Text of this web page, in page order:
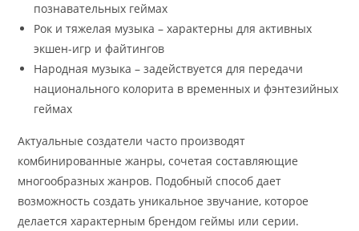
познавательных геймах
Рок и тяжелая музыка – характерны для активных
экшен-игр и файтингов
Народная музыка – задействуется для передачи
национального колорита в временных и фэнтезийных
геймах
Актуальные создатели часто производят
комбинированные жанры, сочетая составляющие
многообразных жанров. Подобный способ дает
возможность создать уникальное звучание, которое
делается характерным брендом геймы или серии.